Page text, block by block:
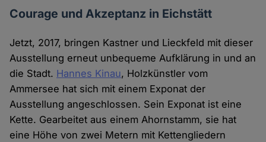
Courage und Akzeptanz in Eichstätt
Jetzt, 2017, bringen Kastner und Lieckfeld mit dieser
Ausstellung erneut unbequeme Aufklärung in und an
die Stadt. Hannes Kinau, Holzkünstler vom
Ammersee hat sich mit einem Exponat der
Ausstellung angeschlossen. Sein Exponat ist eine
Kette. Gearbeitet aus einem Ahornstamm, sie hat
eine Höhe von zwei Metern mit Kettengliedern